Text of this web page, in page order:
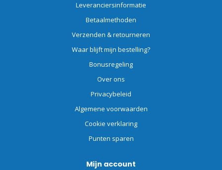
Leveranciersinformatie
Betaalmethoden
Verzenden & retourneren
Waar blijft mijn bestelling?
Bonusregeling
Over ons
Privacybeleid
Algemene voorwaarden
Cookie verklaring
Punten sparen
Mijn account